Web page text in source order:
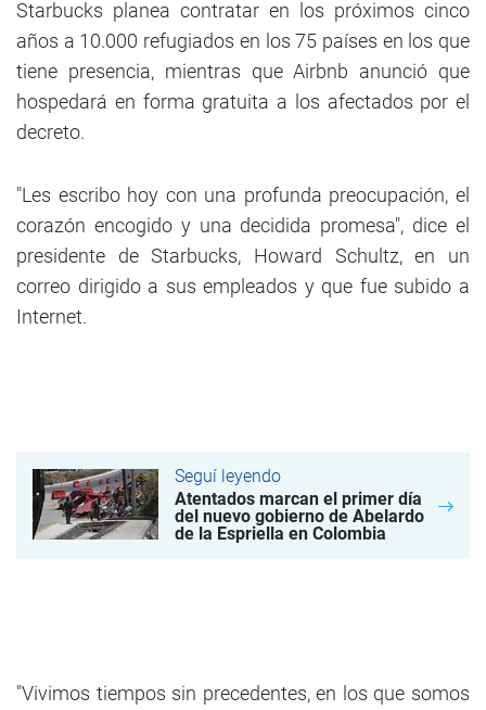
Starbucks planea contratar en los próximos cinco
años a 10.000 refugiados en los 75 países en los que
tiene presencia, mientras que Airbnb anunció que
hospedará en forma gratuita a los afectados por el
decreto.
"Les escribo hoy con una profunda preocupación, el
corazón encogido y una decidida promesa", dice el
presidente de Starbucks, Howard Schultz, en un
correo dirigido a sus empleados y que fue subido a
Internet.
Seguí leyendo
Atentados marcan el primer día
del nuevo gobierno de Abelardo
de la Espriella en Colombia
"Vivimos tiempos sin precedentes, en los que somos